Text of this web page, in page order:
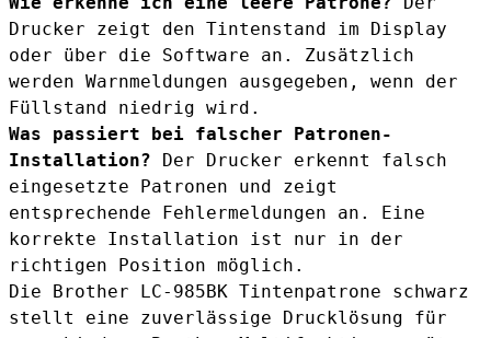
Drucker zeigt den Tintenstand im Display
oder über die Software an. Zusätzlich
werden Warnmeldungen ausgegeben, wenn der
Füllstand niedrig wird.
Was passiert bei falscher Patronen-
Installation? Der Drucker erkennt falsch
eingesetzte Patronen und zeigt
entsprechende Fehlermeldungen an. Eine
korrekte Installation ist nur in der
richtigen Position möglich.
Die Brother LC-985BK Tintenpatrone schwarz
stellt eine zuverlässige Drucklösung für